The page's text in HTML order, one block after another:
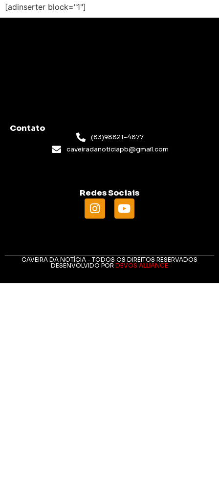
[adinserter block="1"]
Contato
(83)98821-4877
caveiradanoticiapb@gmail.com
Redes Sociais
CAVEIRA DA NOTÍCIA - TODOS OS DIREITOS RESERVADOS
DESENVOLVIDO POR DEVOS ALLIANCE